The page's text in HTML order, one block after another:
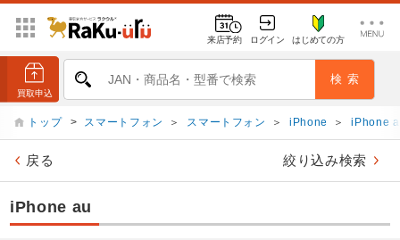
来店予約 ログイン はじめての方
トップ > スマートフォン ＞ スマートフォン ＞ iPhone ＞ iPhone
戻る 絞り込み検索
iPhone au